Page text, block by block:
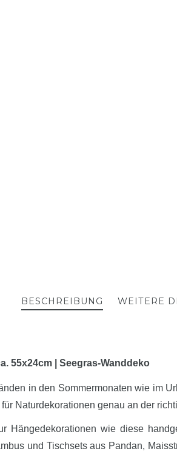
BESCHREIBUNG WEITERE
55x24cm | Seegras-Wanddeko
in den Sommermonaten wie im
Naturdekorationen genau an der
Hängedekorationen wie diese
und Tischsets aus Pandan,